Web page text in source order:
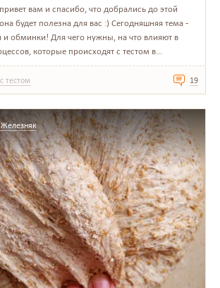
вам и спасибо, что добрались до этой
будет полезна для вас :) Сегодняшняя тема -
и обминки! Для чего нужны, на что влияют в
которые происходят с тестом в...
тестом 19